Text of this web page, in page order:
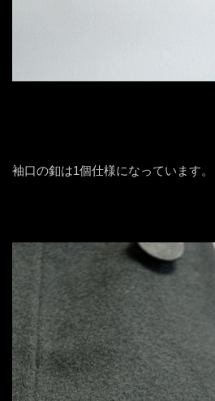
袖口の釦は1個仕様になっています。